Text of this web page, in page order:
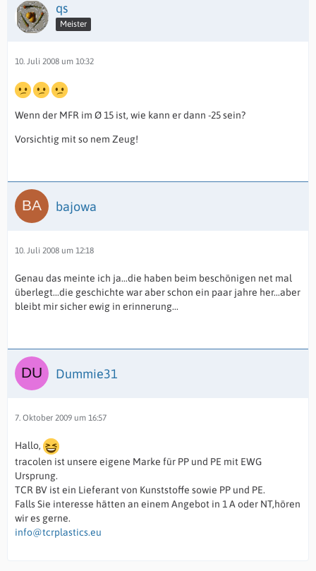
qs
Meister
10. Juli 2008 um 10:32
Wenn der MFR im Ø 15 ist, wie kann er dann -25 sein?
Vorsichtig mit so nem Zeug!
bajowa
10. Juli 2008 um 12:18
Genau das meinte ich ja...die haben beim beschönigen net mal
überlegt...die geschichte war aber schon ein paar jahre her...aber
bleibt mir sicher ewig in erinnerung...
Dummie31
7. Oktober 2009 um 16:57
Hallo,
tracolen ist unsere eigene Marke für PP und PE mit EWG
Ursprung.
TCR BV ist ein Lieferant von Kunststoffe sowie PP und PE.
Falls Sie interesse hätten an einem Angebot in 1 A oder NT,hören
wir es gerne.
info@tcrplastics.eu